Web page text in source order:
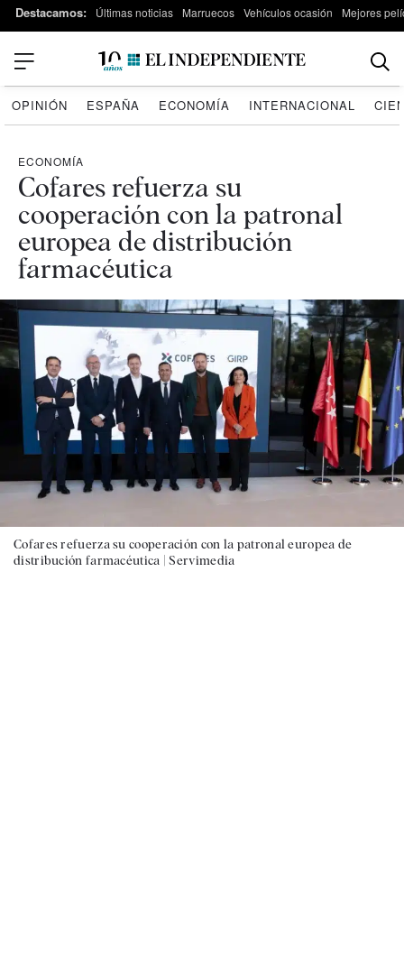
Destacamos: Últimas noticias Marruecos Vehículos ocasión Mejores
OPINIÓN ESPAÑA ECONOMÍA INTERNACIONAL
ECONOMÍA
Cofares refuerza su
cooperación con la patronal
europea de distribución
farmacéutica
Cofares refuerza su cooperación con la patronal europea de
distribución farmacéutica |Servimedia